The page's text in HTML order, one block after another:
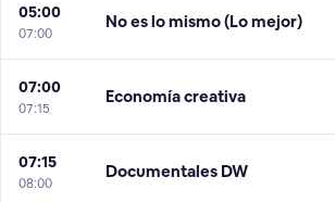
05:00
07:00
No es lo mismo (Lo mejor)
07:00
07:15
Economía creativa
07:15
08:00
Documentales DW